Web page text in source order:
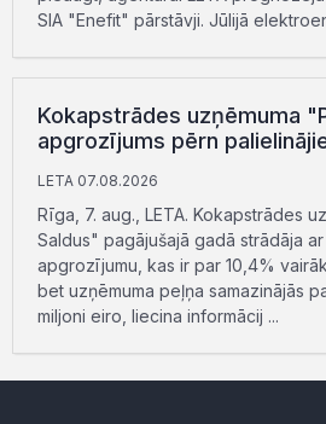
SIA "Enefit" pārstāvji. Jūlijā
Kokapstrādes uzņēmuma
apgrozījums pērn
LETA 07.08.2026
Rīga, 7. aug., LETA. Kokapstrādes
Saldus" pagājušajā gadā strādāja
apgrozījumu, kas ir par 10,4%
bet uzņēmuma peļņa samazinājās
miljoni eiro, liecina informācij ...